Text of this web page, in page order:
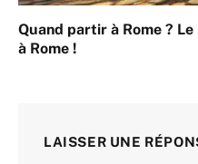
Quand partir à Rome ?
à Rome !
LAISSER UNE